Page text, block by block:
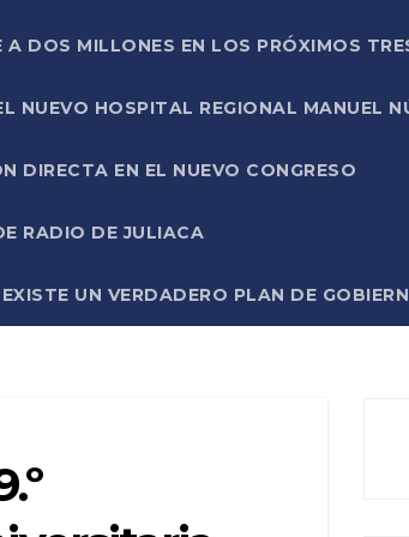
DOS MILLONES EN LOS PRÓXIMOS
NUEVO HOSPITAL REGIONAL MANUEL
DIRECTA EN EL NUEVO CONGRESO
RADIO DE JULIACA
UN VERDADERO PLAN DE